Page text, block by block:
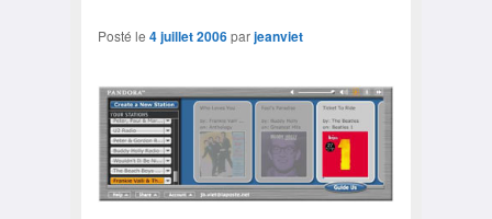
Posté le 4 juillet 2006parjeanviet